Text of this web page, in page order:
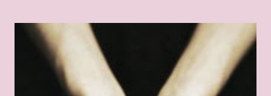
settimana, vinceva il tipo “notturno” al 100%... Poi qualcuna di
noi ha espresso idee diverse, ma il risultato è cambiato di poco. E
allora immaginiamo insieme la scena! Si piazza sul podio, con
tutta l’autorevolezza dei suoi occhi scuri e dei modi dominatori,